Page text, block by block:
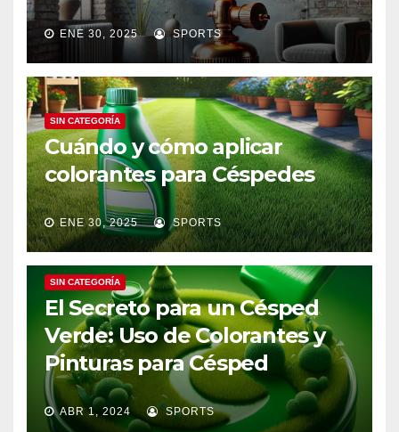
ENE 30, 2025 SPORTS
SIN CATEGORÍA
Cuándo y cómo aplicar
colorantes para Céspedes
ENE 30, 2025 SPORTS
SIN CATEGORÍA
El Secreto para un Césped
Verde: Uso de Colorantes y
Pinturas para Césped
ABR 1, 2024 SPORTS